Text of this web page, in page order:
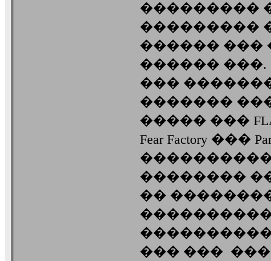
���������
���������
������ ���
������
���
������� ���
����� ���
Fear Factory ���
��������
��
���������� ��
��� ���